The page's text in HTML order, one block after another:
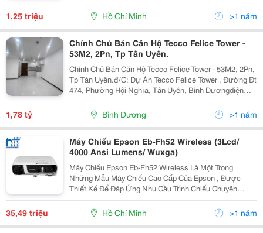
Hoặc Phòng Hội Nghị. Với Thiết Kế Đơn Giản Nhưng Vô
Cùng...
1,25 triệu Hồ Chí Minh >1 năm
Chính Chủ Bán Căn Hộ Tecco Felice Tower -
53M2, 2Pn, Tp Tân Uyên.
Chính Chủ Bán Căn Hộ Tecco Felice Tower - 53M2, 2Pn,
Tp Tân Uyên.đ/C: Dự Án Tecco Felice Tower , Đường Đt
474, Phường Hội Nghĩa, Tân Uyên, Bình Dươngdiện
Tích: 53M2.Giá Bán: 1 Tỷ 78Tr.+ Căn Hộ 2Pn, 1Wc -
Thông Thoáng, Rộng Rãi. Thiết Kế Thông Minh,...
1,78 tỷ Bình Dương >1 năm
Máy Chiếu Epson Eb-Fh52 Wireless (3Lcd/
4000 Ansi Lumens/ Wuxga)
Máy Chiếu Epson Eb-Fh52 Wireless Là Một Trong
Những Mẫu Máy Chiếu Cao Cấp Của Epson , Được
Thiết Kế Để Đáp Ứng Nhu Cầu Trình Chiếu Chuyên
Nghiệp Tại Văn Phòng, Lớp Học, Phòng Hội Nghị Và
Các Không Gian Lớn. Với Công Nghệ 3Lcd , Cường Độ
Sáng Lên Đến...
35,49 triệu Hồ Chí Minh >1 năm